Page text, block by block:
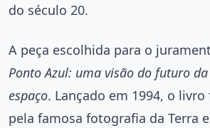
do século 20.
A peça escolhida para o
Ponto Azul: uma visão do futuro
espaço. Lançado em 1994, o
pela famosa fotografia da Terra